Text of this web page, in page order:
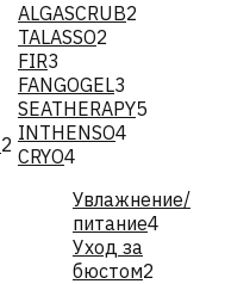
2
ALGASCRUB2
TALASSO2
FIR3
FANGOGEL3
SEATHERAPY5
INTHENSO4
CRYO4
Увлажнение/
питание4
Уход за
бюстом2